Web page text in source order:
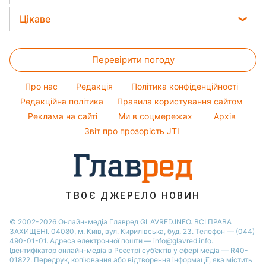
Максим Галкін
Віталій Козловський
Софія Ротару
Прибирання
Легкі десерти
Новини Полтави
Новини Львова
Новини Сум
Новини Черкаси
Новини Тернополя
Новини Рівного
Новини Запоріжжя
Новини Одеси
Прогноз погоди
Магнітні бурі
Погода на сьогодні
Погода на завтра
Пилова буря
Цікаве
Тести по картинці
Оптичні ілюзії
Народні прикмети
Усе про шоу-бізнес
Перевірити погоду
Про нас Редакція
Політика конфіденційності
Редакційна політика
Правила користування сайтом
Реклама на сайті
Ми в соцмережах
Архів
Звіт про прозорість JTI
ТВОЄ ДЖЕРЕЛО НОВИН
© 2002-2026 Онлайн-медіа Главред GLAVRED.INFO. ВСІ ПРАВА
ЗАХИЩЕНІ. 04080, м. Київ, вул. Кирилівська, буд. 23. Телефон — (044)
490-01-01. Адреса електронної пошти — info@glavred.info.
Ідентифікатор онлайн-медіа в Реєстрі суб’єктів у сфері медіа — R40-
01822. Передрук, копіювання або відтворення інформації, яка містить